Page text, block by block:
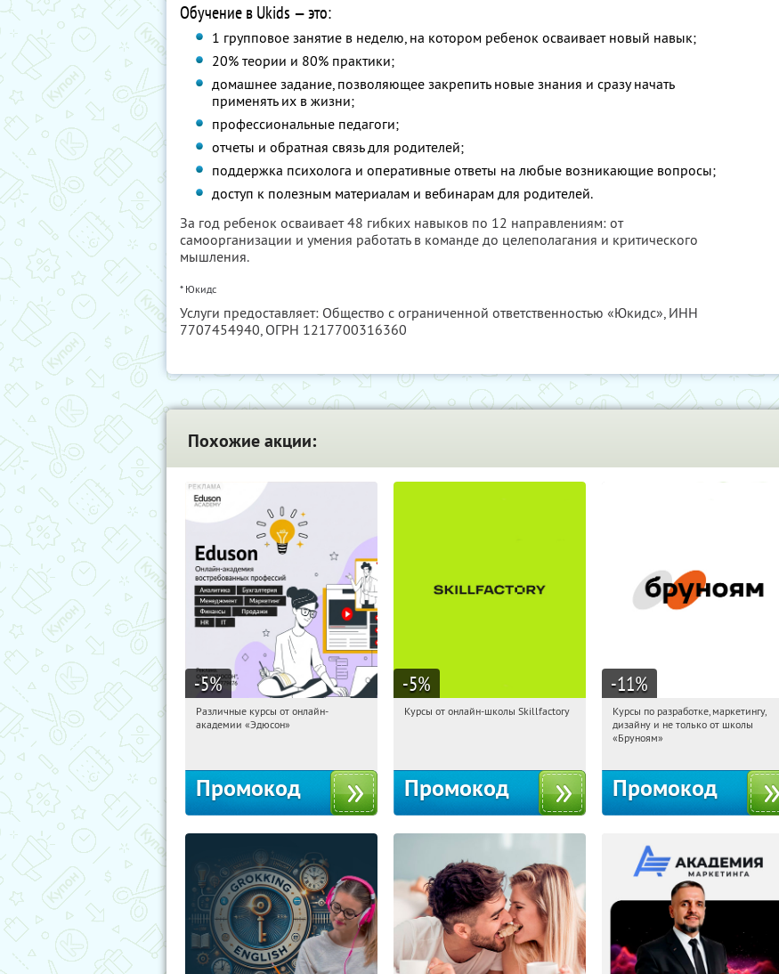
Обучение в Ukids — это:
1 групповое занятие в неделю, на котором ребенок осваивает новый навык;
20% теории и 80% практики;
домашнее задание, позволяющее закрепить новые знания и сразу начать
применять их в жизни;
профессиональные педагоги;
отчеты и обратная связь для родителей;
поддержка психолога и оперативные ответы на любые возникающие вопросы;
доступ к полезным материалам и вебинарам для родителей.
За год ребенок осваивает 48 гибких навыков по 12 направлениям: от
самоорганизации и умения работать в команде до целеполагания и критического
мышления.
* Юкидс
Услуги предоставляет: Общество с ограниченной ответственностью «Юкидс», ИНН
7707454940, ОГРН 1217700316360
Похожие акции:
-5%
16:20:06 Получили:
Различные курсы от онлайн-
академии «Эдюсон»
Промокод
-5%
16:20:06
Получи первым!
Курсы от онлайн-школы Skillfactory
Промокод
-11%
16:20:06
Получи первым!
Россия
Курсы по разработке, маркетингу,
дизайну и не только от школы
«Бруноям»
Промокод